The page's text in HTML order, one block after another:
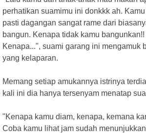
perhatikan suamimu ini donkkk ah.
pasti dagangan sangat rame dari
bangun. Kenapa tidak kamu
Kenapa...", suami garang ini mengamuk
yang kelaparan.
Memang setiap amukannya istrinya
kali ini dia hanya tersenyam menatap
"Kenapa kamu diam, kenapa, kemana
Coba kamu lihat jam sudah